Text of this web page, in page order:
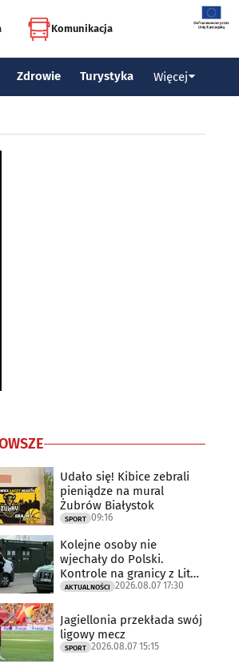
Komunikacja
Zdrowie Turystyka Więcej
Udało się! Kibice zebrali
pieniądze na mural
Żubrów Białystok
SPORT 09:16
Kolejne osoby nie
wjechały do Polski.
Kontrole na granicy z Litwą
trwają
AKTUALNOŚCI 2026.08.07 17:30
Jagiellonia przekłada swój
ligowy mecz
SPORT 2026.08.07 15:15